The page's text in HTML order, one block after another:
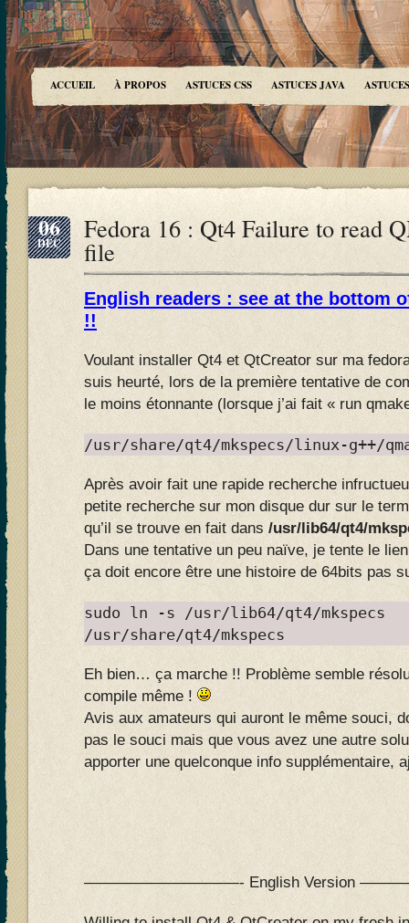
ACCUEIL À PROPOS ASTUCES CSS ASTUCES JAVA
06
DÉC Fedora 16 : Qt4 Failure to read
file
English readers : see at the bottom
!!
Voulant installer Qt4 et QtCreator sur ma
suis heurté, lors de la première tentative de
le moins étonnante (lorsque j’ai fait « run
/usr/share/qt4/mkspecs/linux-g++/
Après avoir fait une rapide recherche
petite recherche sur mon disque dur sur le
qu’il se trouve en fait dans /usr/lib64/qt4/
Dans une tentative un peu naïve, je tente le
ça doit encore être une histoire de 64bits pas
sudo ln -s /usr/lib64/qt4/mkspecs
/usr/share/qt4/mkspecs
Eh bien… ça marche !! Problème semble
compile même !
Avis aux amateurs qui auront le même souci,
pas le souci mais que vous avez une autre
apporter une quelconque info supplémentaire,
——————————- English Version